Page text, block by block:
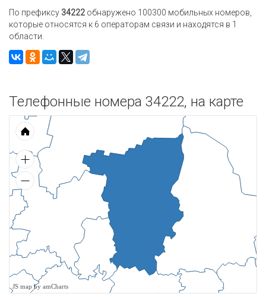
По префиксу 34222 обнаружено 100300 мобильных номеров,
которые относятся к 6 операторам связи и находятся в 1
области.
Телефонные номера 34222, на карте
JS map by amCharts